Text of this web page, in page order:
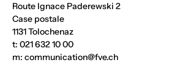
Route Ignace Paderewski 2
Case postale
1131 Tolochenaz
t: 021 632 10 00
m: communication@fve.ch